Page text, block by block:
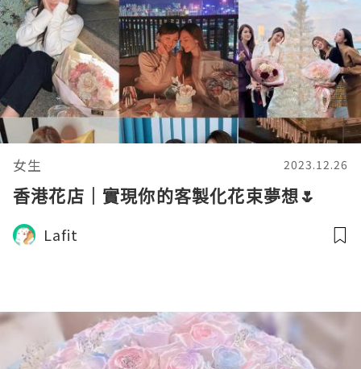
女生 2023.12.26
香港花店｜實現你的客製化花束夢想🌷
Lafit